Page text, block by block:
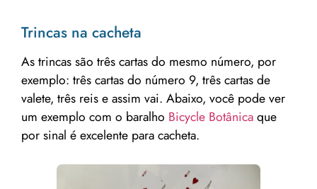
Trincas na cacheta
As trincas são três cartas do mesmo número, por
exemplo: três cartas do número 9, três cartas de
valete, três reis e assim vai. Abaixo, você pode ver
um exemplo com o baralho Bicycle Botânicaque
por sinal é excelente para cacheta.